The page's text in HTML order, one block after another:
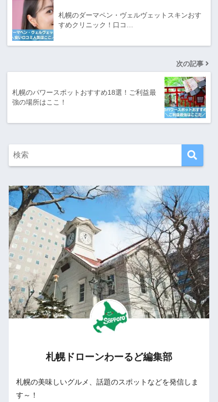
札幌のダーマペン・ヴェルヴェットスキンおす
すめクリニック！口コ…
次の記事
札幌のパワースポットおすすめ18選！ご利益最
強の場所はここ！
札幌ドローンわーるど編集部
札幌の美味しいグルメ、話題のスポットなどを発信しま
す～！